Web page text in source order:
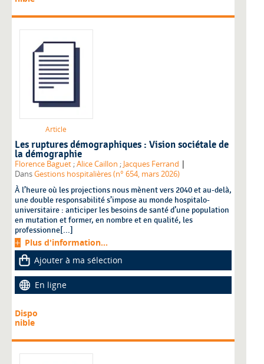
Article
Les ruptures démographiques : Vision sociétale de
la démographie
Florence Baguet ;Alice Caillon ; Jacques Ferrand |
DansGestions hospitalières (n° 654, mars 2026)
À l’heure où les projections nous mènent vers 2040 et au-delà,
une double responsabilité s’impose au monde hospitalo-
universitaire : anticiper les besoins de santé d’une population
en mutation et former, en nombre et en qualité, les
professionne[...]
Plus d'information...
Ajouter à ma sélection
En ligne
Dispo
nible